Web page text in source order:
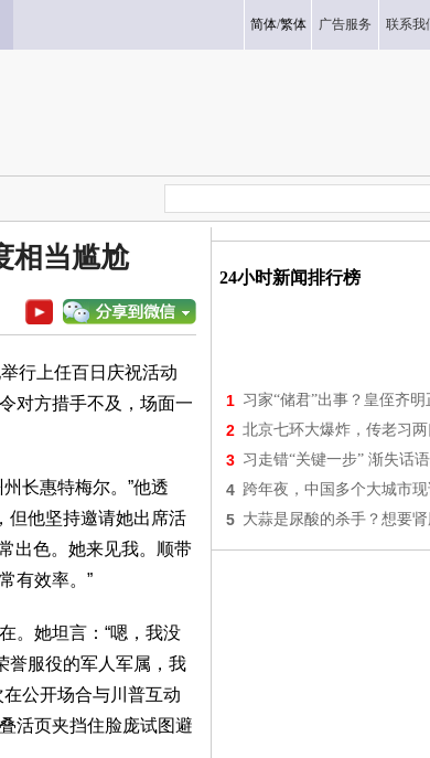
简体/繁体 广告服务 联系我
相当尴尬
行上任百日庆祝活动
对方措手不及，场面一
长惠特梅尔。”他透
但他坚持邀请她出席活
出色。她来见我。顺带
有效率。”
。她坦言：“嗯，我没
誉服役的军人军属，我
公开场合与川普互动
活页夹挡住脸庞试图避
24小时新闻排行榜
1 习家“储君”出事？皇侄齐
2 北京七环大爆炸，传老习
3 习走错“关键一步” 渐失话
4 跨年夜，中国多个大城市
5 大蒜是尿酸的杀手？想要